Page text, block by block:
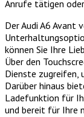
Anrufe tätigen
Der Audi A6 Avant
können Sie Ihre
Über den
Dienste zugreifen,
Darüber hinaus
Ladefunktion für
und bereit für Ihre